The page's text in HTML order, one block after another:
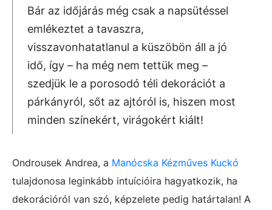
Bár az időjárás még csak a napsütéssel
emlékeztet a tavaszra,
visszavonhatatlanul a küszöbön áll a jó
idő, így – ha még nem tettük meg –
szedjük le a porosodó téli dekorációt a
párkányról, sőt az ajtóról is, hiszen most
minden színekért, virágokért kiált!
Ondrousek Andrea, a Manócska Kézműves Kuckó
tulajdonosa leginkább intuícióira hagyatkozik, ha
dekorációról van szó, képzelete pedig határtalan! A